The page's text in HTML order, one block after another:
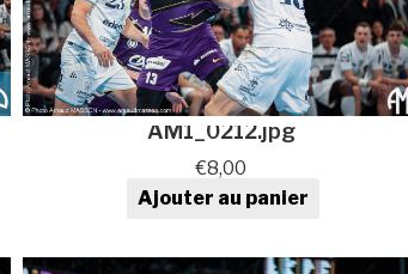
AM1_0212.jpg
€8,00
quantité de Photo de sport au
Ajouter au panier